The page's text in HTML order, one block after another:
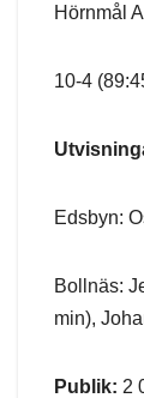
Hörnmål
10-4
Edsbyn:
Bollnäs:
min),
Publik: 2